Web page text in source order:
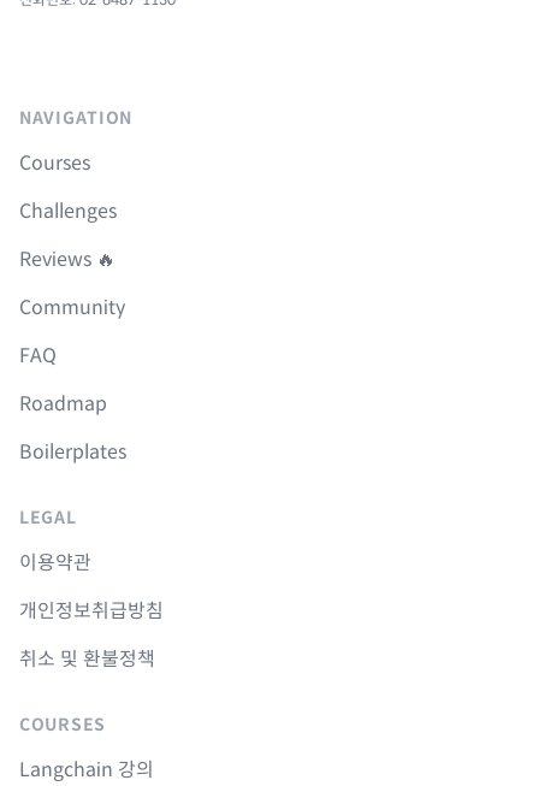
NAVIGATION
Courses
Challenges
Reviews 🔥
Community
FAQ
Roadmap
Boilerplates
LEGAL
이용약관
개인정보취급방침
취소 및 환불정책
COURSES
Langchain 강의